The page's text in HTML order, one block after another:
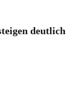
deutlich